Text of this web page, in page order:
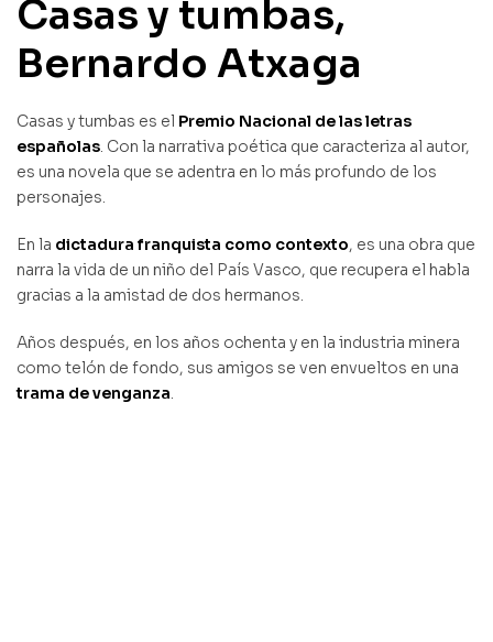
Casas y tumbas,
Bernardo Atxaga
Casas y tumbas es el Premio Nacional de las letras
españolas. Con la narrativa poética que caracteriza al autor,
es una novela que se adentra en lo más profundo de los
personajes.
En la dictadura franquista como contexto, es una obra que
narra la vida de un niño del País Vasco, que recupera el habla
gracias a la amistad de dos hermanos.
Años después, en los años ochenta y en la industria minera
como telón de fondo, sus amigos se ven envueltos en una
trama de venganza.